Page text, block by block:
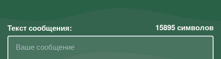
Текст сообщения: 15895символов